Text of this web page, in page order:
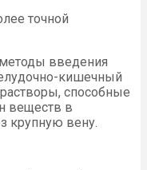
точной
введения
кишечный
способные
веществ в
крупную вену.